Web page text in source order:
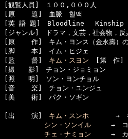
[観覧人員]　１００,０００人
[原    題]　血脈　혈맥
[英 語 題]　Bloodline　 Kinship
[ジャンル]　ドラマ，文芸，社会物，反
[原    作]　キム・ヨンス（金永壽）の
[脚    本]　イム・ヒジェ
[監    督] キム・スヨン [第　作]
[撮　　影]　チョン・ジョミョン
[照　　明]　ソン・ヨンチョル
[音    楽]　チョン・ユンジュ
[美    術]　パク・ソギン
[出    演] キム・スンホ →　キム
シン・ソンイル →　コブ
チェ・ナミョン →　カン